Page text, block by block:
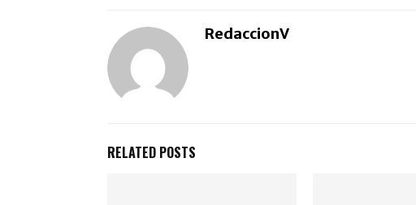
RedaccionV
RELATED POSTS